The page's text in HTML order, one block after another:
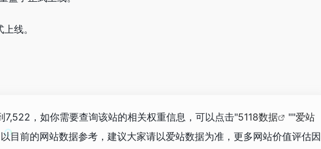
线。
7,522，如你需要查询该站的相关权重信息，可以点击"5118数据 ""爱站
目前的网站数据参考，建议大家请以爱站数据为准，更多网站价值评估因